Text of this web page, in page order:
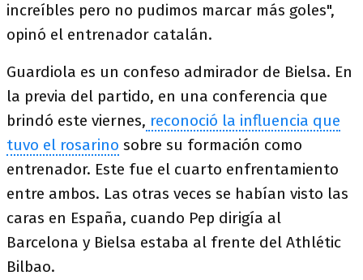
increíbles pero no pudimos marcar más goles",
opinó el entrenador catalán.
Guardiola es un confeso admirador de Bielsa. En
la previa del partido, en una conferencia que
brindó este viernes, reconoció la influencia que
tuvo el rosarino sobre su formación como
entrenador. Este fue el cuarto enfrentamiento
entre ambos. Las otras veces se habían visto las
caras en España, cuando Pep dirigía al
Barcelona y Bielsa estaba al frente del Athlétic
Bilbao.